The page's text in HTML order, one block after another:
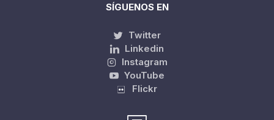
SÍGUENOS EN
Twitter
Linkedin
Instagram
YouTube
Flickr